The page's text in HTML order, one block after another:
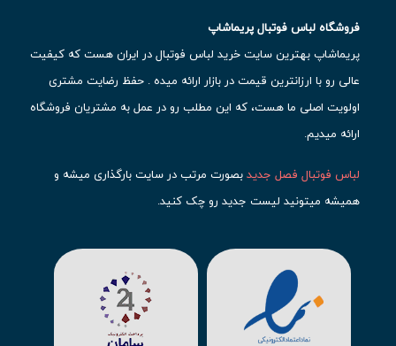
فروشگاه لباس فوتبال پریماشاپ
پریماشاپ بهترین سایت خرید لباس فوتبال در ایران هست که کیفیت
عالی رو با ارزانترین قیمت در بازار ارائه میده . حفظ رضایت مشتری
اولویت اصلی ما هست، که این مطلب رو در عمل به مشتریان فروشگاه
ارائه میدیم.
لباس فوتبال فصل جدیدبصورت مرتب در سایت بارگذاری میشه و
همیشه میتونید لیست جدید رو چک کنید.
حتما مشاهده کنید که قطعا برای تیم های مطرح دنیای فوتبال، تعداد
بیشتری محصول موجود میشه. این مورد شامل
لباس رئال مادرید
لباس اینتر میامی لباس منچستر سیتی